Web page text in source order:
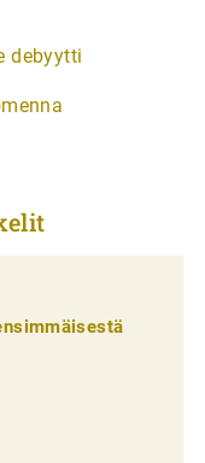
debyytti